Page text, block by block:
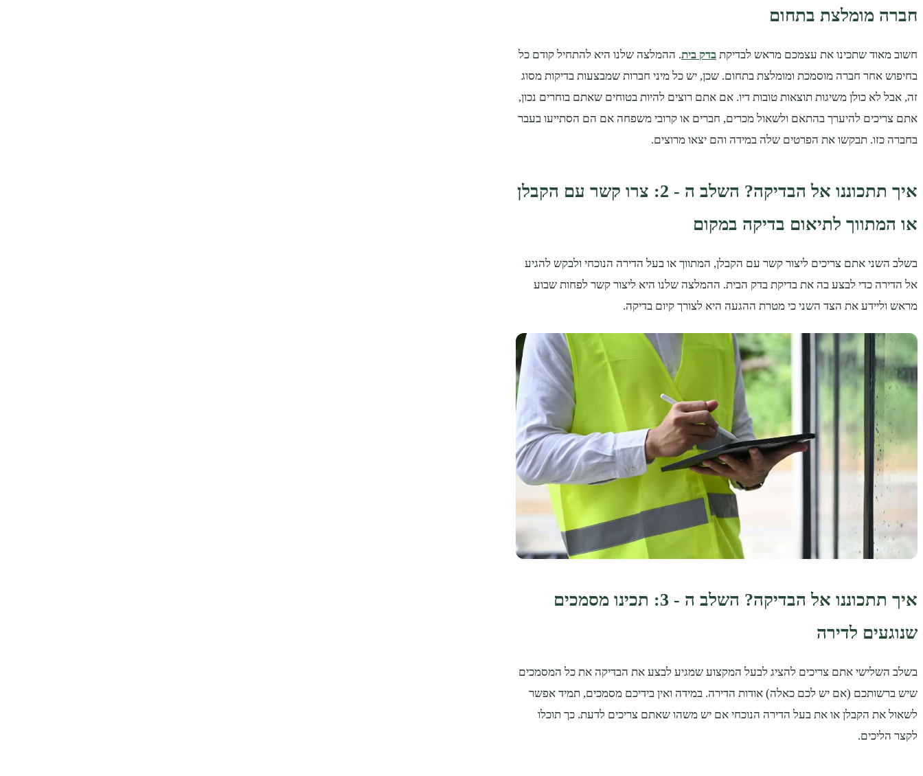
חברה מומלצת בתחום
חשוב מאוד שתכינו את עצמכם מראש לבדיקת בדק בית. ההמלצה שלנו היא להתחיל קודם כל
בחיפוש אחר חברה מוסמכת ומומלצת בתחום. שכן, יש כל מיני חברות שמבצעות בדיקות מסוג
זה, אבל לא כולן משיגות תוצאות טובות דיו. אם אתם רוצים להיות בטוחים שאתם בוחרים נכון,
אתם צריכים להיערך בהתאם ולשאול מכרים, חברים או קרובי משפחה אם הם הסתייעו בעבר
בחברה כזו. תבקשו את הפרטים שלה במידה והם יצאו מרוצים.
איך תתכוננו אל הבדיקה? השלב ה - 2: צרו קשר עם הקבלן
או המתווך לתיאום בדיקה במקום
בשלב השני אתם צריכים ליצור קשר עם הקבלן, המתווך או בעל הדירה הנוכחי ולבקש להגיע
אל הדירה כדי לבצע בה את בדיקת בדק הבית. ההמלצה שלנו היא ליצור קשר לפחות שבוע
מראש וליידע את הצד השני כי מטרת ההגעה היא לצורך קיום בדיקה.
איך תתכוננו אל הבדיקה? השלב ה - 3: תכינו מסמכים
שנוגעים לדירה
בשלב השלישי אתם צריכים להציג לבעל המקצוע שמגיע לבצע את הבדיקה את כל המסמכים
שיש ברשותכם (אם יש לכם כאלה) אודות הדירה. במידה ואין בידיכם מסמכים, תמיד אפשר
לשאול את הקבלן או את בעל הדירה הנוכחי אם יש משהו שאתם צריכים לדעת. כך תוכלו
לקצר הליכים.